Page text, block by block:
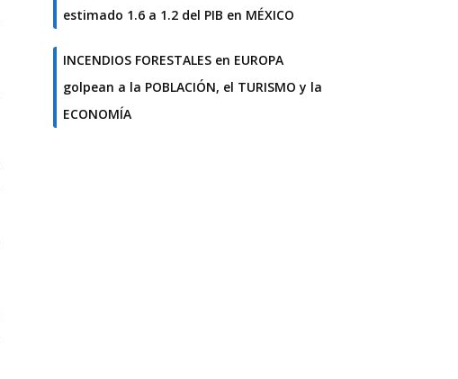
estimado 1.6 a 1.2 del PIB en MÉXICO
INCENDIOS FORESTALES en EUROPA
golpean a la POBLACIÓN, el TURISMO y la
ECONOMÍA